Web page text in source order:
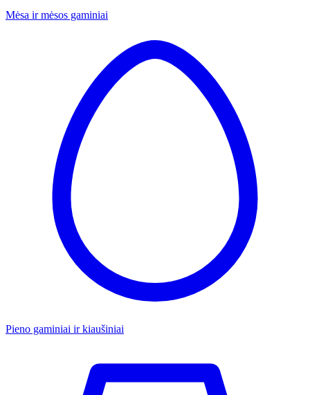
Mėsa ir mėsos gaminiai
Pieno gaminiai ir kiaušiniai